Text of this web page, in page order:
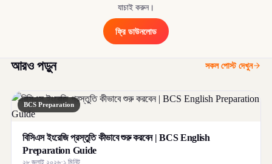
যাচাই করুন।
ফ্রি ডাউনলোড
আরও পড়ুন সকল পোস্ট দেখুন
BCS Preparation
বিসিএস ইংরেজি প্রস্তুতি কীভাবে শুরু করবেন | BCS English
Preparation Guide